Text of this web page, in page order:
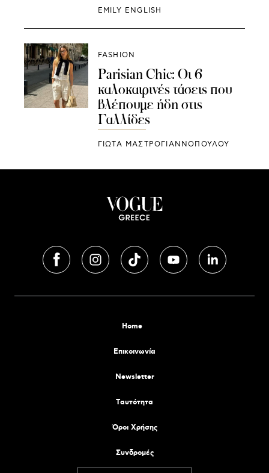
EMILY ENGLISH
FASHION
Parisian Chic: Οι 6
καλοκαιρινές τάσεις που
βλέπουμε ήδη στις
Γαλλίδες
ΓΙΩΤΑ ΜΑΣΤΡΟΓΙΑΝΝΟΠΟΥΛΟΥ
Home
Επικοινωνία
Newsletter
Tαυτότητα
Όροι Χρήσης
Συνδρομές